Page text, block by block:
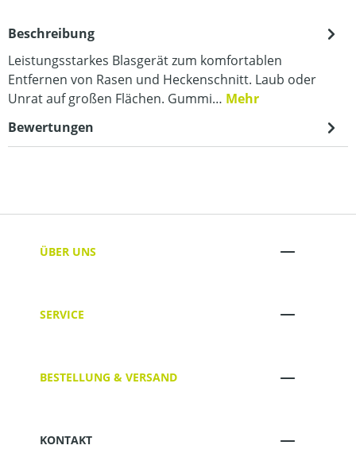
Beschreibung
Leistungsstarkes Blasgerät zum komfortablen
Entfernen von Rasen und Heckenschnitt. Laub oder
Unrat auf großen Flächen. Gummi… Mehr
Bewertungen
ÜBER UNS
SERVICE
BESTELLUNG & VERSAND
KONTAKT